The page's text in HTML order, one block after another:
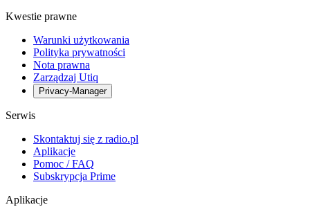
Kwestie prawne
Warunki użytkowania
Polityka prywatności
Nota prawna
Zarządzaj Utiq
Privacy-Manager
Serwis
Skontaktuj się z radio.pl
Aplikacje
Pomoc / FAQ
Subskrypcja Prime
Aplikacje